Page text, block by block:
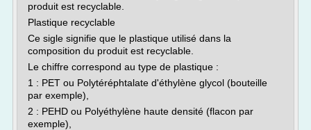
produit est recyclable.
Plastique recyclable
Ce sigle signifie que le plastique utilisé dans la
composition du produit est recyclable.
Le chiffre correspond au type de plastique :
1 : PET ou Polytéréphtalate d'éthylène glycol (bouteille
par exemple),
2 : PEHD ou Polyéthylène haute densité (flacon par
exemple),